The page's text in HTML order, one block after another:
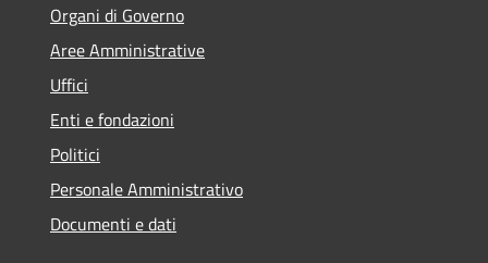
Organi di Governo
Aree Amministrative
Uffici
Enti e fondazioni
Politici
Personale Amministrativo
Documenti e dati